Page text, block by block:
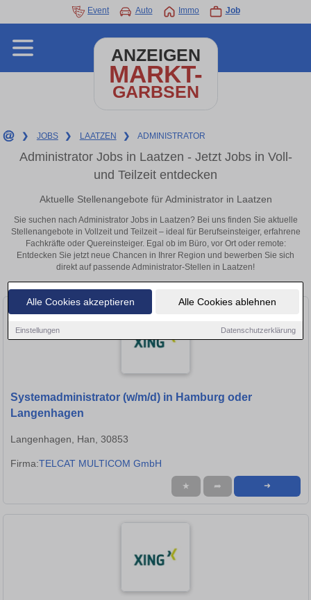
Alle Cookies akzeptieren Alle Cookies ablehnen
Einstellungen Datenschutzerklärung
Event Auto Immo Job
ANZEIGEN
MARKT-
GARBSEN
❯ JOBS ❯ LAATZEN ❯ ADMINISTRATOR
Administrator Jobs in Laatzen - Jetzt Jobs in Voll-
und Teilzeit entdecken
Aktuelle Stellenangebote für Administrator in Laatzen
Sie suchen nach Administrator Jobs in Laatzen? Bei uns finden Sie aktuelle
Stellenangebote in Vollzeit und Teilzeit – ideal für Berufseinsteiger, erfahrene
Fachkräfte oder Quereinsteiger. Egal ob im Büro, vor Ort oder remote:
Entdecken Sie jetzt neue Chancen in Ihrer Region und bewerben Sie sich
direkt auf passende Administrator-Stellen in Laatzen!
Systemadministrator (w/m/d) in Hamburg oder
Langenhagen
Langenhagen, Han, 30853
Firma:TELCAT MULTICOM GmbH
★ ➦ ➜